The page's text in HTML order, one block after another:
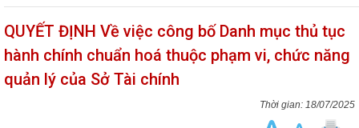
QUYẾT ĐỊNH Về việc công bố Danh mục thủ tục
hành chính chuẩn hoá thuộc phạm vi, chức năng
quản lý của Sở Tài chính
18/07/2025